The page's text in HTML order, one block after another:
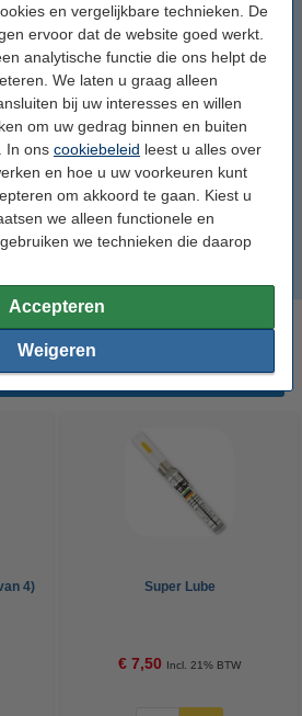
en vergelijkbare technieken. De
ervoor dat de website goed werkt.
analytische functie die ons helpt de
We laten u graag alleen
bij uw interesses en willen
om uw gedrag binnen en buiten
In ons cookiebeleid leest u alles over
en hoe u uw voorkeuren kunt
om akkoord te gaan. Kiest u
we alleen functionele en
we technieken die daarop
Accepteren
Weigeren
producten
4) Super Lube
€ 7,50 Incl. 21% BTW